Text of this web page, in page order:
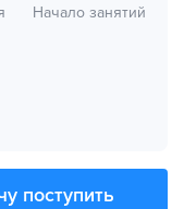
Начало занятий
поступить